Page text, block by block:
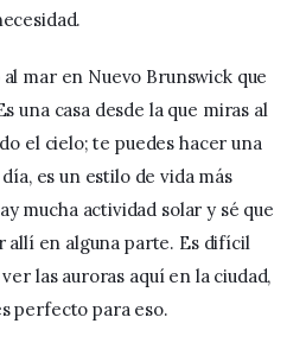
mar en Nuevo Brunswick que
una casa desde la que miras al
el cielo; te puedes hacer una
es un estilo de vida más
mucha actividad solar y sé que
allí en alguna parte. Es difícil
las auroras aquí en la ciudad,
perfecto para eso.